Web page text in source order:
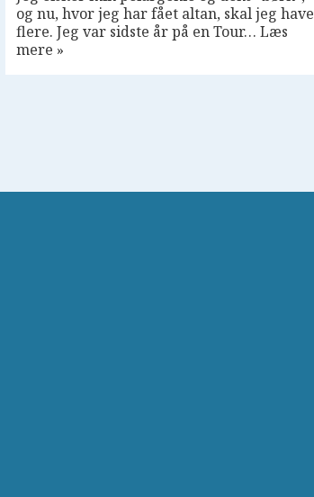
og nu, hvor jeg har fået altan, skal jeg have
flere. Jeg var sidste år på en Tour… Læs
mere »